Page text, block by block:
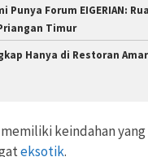
Punya Forum EIGERIAN:
Timur
Hanya di Restoran
keindahan
eksotik.